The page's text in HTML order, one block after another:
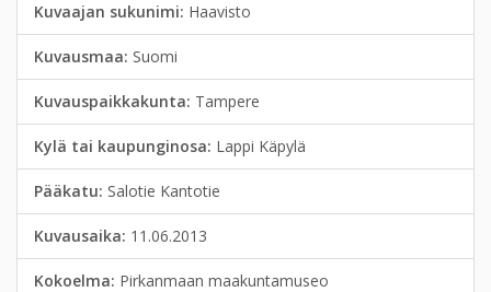
Kuvaajan sukunimi: Haavisto
Kuvausmaa: Suomi
Kuvauspaikkakunta: Tampere
Kylä tai kaupunginosa: Lappi Käpylä
Pääkatu: Salotie Kantotie
Kuvausaika: 11.06.2013
Kokoelma: Pirkanmaan maakuntamuseo